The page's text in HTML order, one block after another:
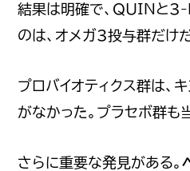
結果は明確で、QUINと
のは、オメガ3投与群だけだ
プロバイオティクス群は、
がなかった。プラセボ群も
さらに重要な発見がある。